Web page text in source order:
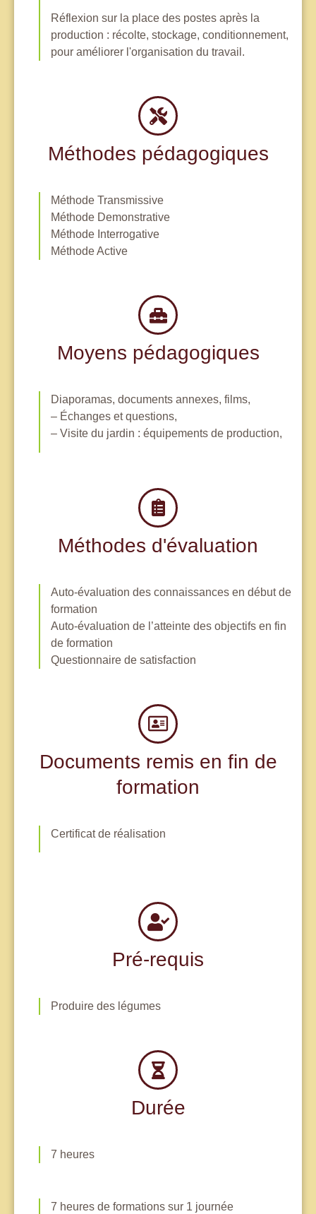
Réflexion sur la place des postes après la
production : récolte, stockage, conditionnement,
pour améliorer l'organisation du travail.
Méthodes pédagogiques
Méthode Transmissive
Méthode Demonstrative
Méthode Interrogative
Méthode Active
Moyens pédagogiques
Diaporamas, documents annexes, films,
– Échanges et questions,
– Visite du jardin : équipements de production,
Méthodes d'évaluation
Auto-évaluation des connaissances en début de
formation
Auto-évaluation de l’atteinte des objectifs en fin
de formation
Questionnaire de satisfaction
Documents remis en fin de
formation
Certificat de réalisation
Pré-requis
Produire des légumes
Durée
7 heures
7 heures de formations sur 1 journée